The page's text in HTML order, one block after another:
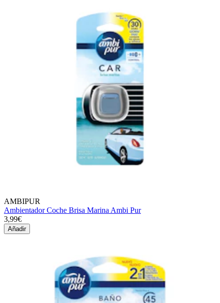
AMBIPUR
Ambientador Coche Brisa Marina Ambi Pur
3,99€
Añadir